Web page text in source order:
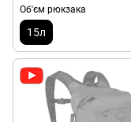
Об'єм рюкзака
15л